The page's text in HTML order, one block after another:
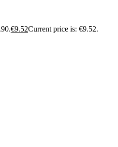
€9.52Current price is: €9.52.